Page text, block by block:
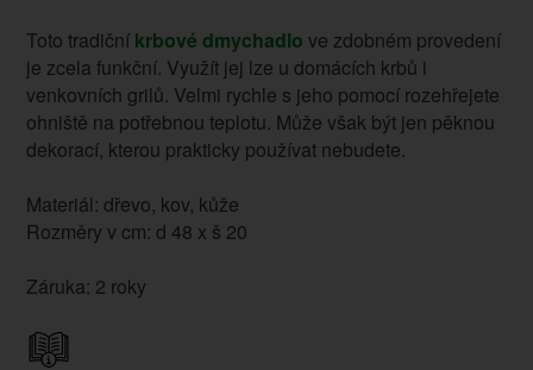
Toto tradiční krbové dmychadlo ve zdobném provedení
je zcela funkční. Využít jej lze u domácích krbů i
venkovních grilů. Velmi rychle s jeho pomocí rozehřejete
ohniště na potřebnou teplotu. Může však být jen pěknou
dekorací, kterou prakticky používat nebudete.
Materiál: dřevo, kov, kůže
Rozměry v cm: d 48 x š 20
Záruka: 2 roky